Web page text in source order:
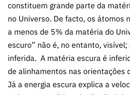
constituem grande parte da
no Universo. De facto, os átomos
a menos de 5% da matéria do
escuro” não é, no entanto, visível;
inferida. A matéria escura é
de alinhamentos nas orientações
Já a energia escura explica a